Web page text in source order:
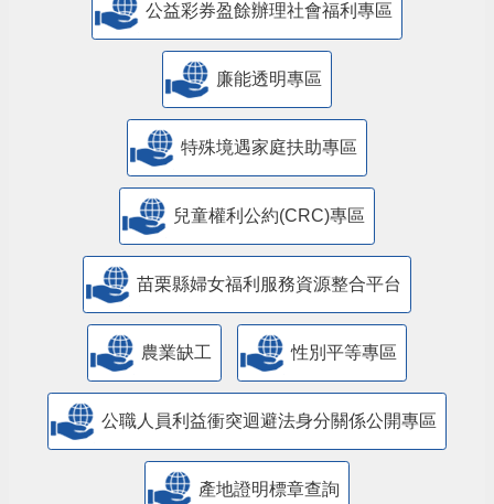
公益彩券盈餘辦理社會福利專區
廉能透明專區
特殊境遇家庭扶助專區
兒童權利公約(CRC)專區
苗栗縣婦女福利服務資源整合平台
農業缺工 性別平等專區
公職人員利益衝突迴避法身分關係公開專區
產地證明標章查詢